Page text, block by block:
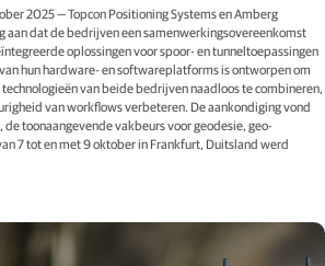
2025 — Topcon Positioning Systems en Amberg
aan dat de bedrijven een samenwerkingsovereenkomst
oplossingen voor spoor- en tunneltoepassingen
hun hardware- en softwareplatforms is ontworpen om
van beide bedrijven naadloos te combineren,
van workflows verbeteren. De aankondiging vond
toonaangevende vakbeurs voor geodesie, geo-
7 tot en met 9 oktober in Frankfurt, Duitsland werd